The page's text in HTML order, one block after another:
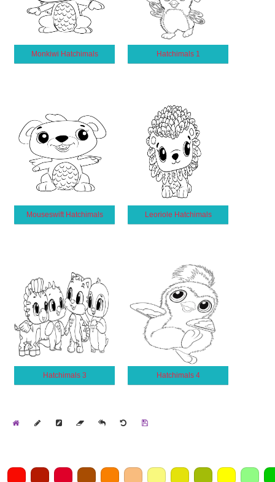
Monkiwi Hatchimals Hatchimals 1
Mouseswift Hatchimals Leoriole Hatchimals
Hatchimals 3 Hatchimals 4